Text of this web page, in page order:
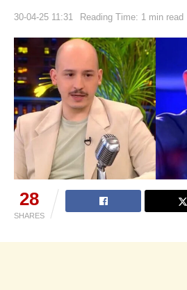
30-04-25 11:31 Reading Time: 1 min read
28
SHARES